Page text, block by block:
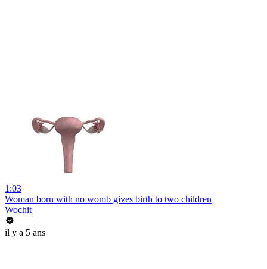
1:03
Woman born with no womb gives birth to two children
Wochit
il y a 5 ans